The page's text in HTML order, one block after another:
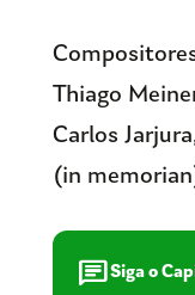
Thiago
Carlos
(in
chatSiga o